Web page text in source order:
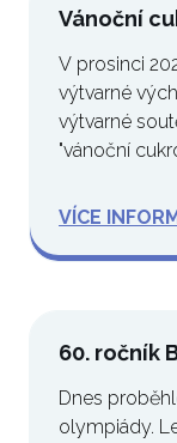
Vánoční
V prosinci
výtvarné
výtvarné
"vánoční
VÍCE
60. ročník
Dnes
olympiády.